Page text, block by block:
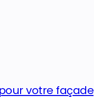
votre façade